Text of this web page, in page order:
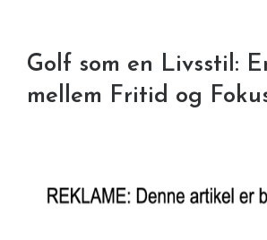
Golf som en Livsstil:
mellem Fritid og